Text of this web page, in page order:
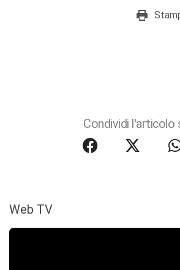
Condividi l'articolo
Web TV